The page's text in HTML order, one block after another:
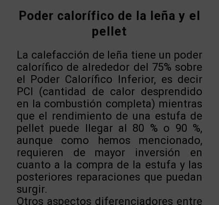
Poder calorífico de la leña y el
pellet
La calefacción de leña tiene un poder
calorífico de alrededor del 75% sobre
el Poder Calorífico Inferior, es decir
PCI (cantidad de calor desprendido
en la combustión completa) mientras
que el rendimiento de una estufa de
pellet puede llegar al 80 % o 90 %,
aunque como hemos mencionado,
requieren de mayor inversión en
cuanto a la compra de la estufa y las
posteriores reparaciones que puedan
surgir.
Otros aspectos diferenciadores entre